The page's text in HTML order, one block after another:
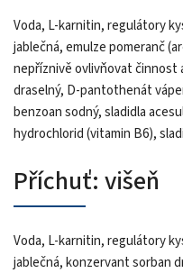
Voda, L-karnitin, regulátory
jablečná, emulze pomeranč
nepříznivě ovlivňovat
draselný, D-pantothenát
benzoan sodný, sladidla
hydrochlorid (vitamin B6),
Příchuť: višeň
Voda, L-karnitin, regulátory
jablečná, konzervant sorban